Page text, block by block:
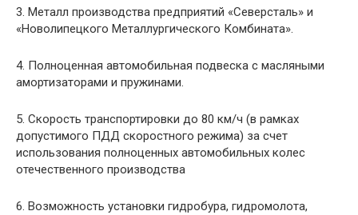
3. Металл производства предприятий «Северсталь» и
«Новолипецкого Металлургического Комбината».
4. Полноценная автомобильная подвеска с масляными
амортизаторами и пружинами.
5. Скорость транспортировки до 80 км/ч (в рамках
допустимого ПДД скоростного режима) за счет
использования полноценных автомобильных колес
отечественного производства
6. Возможность установки гидробура, гидромолота,